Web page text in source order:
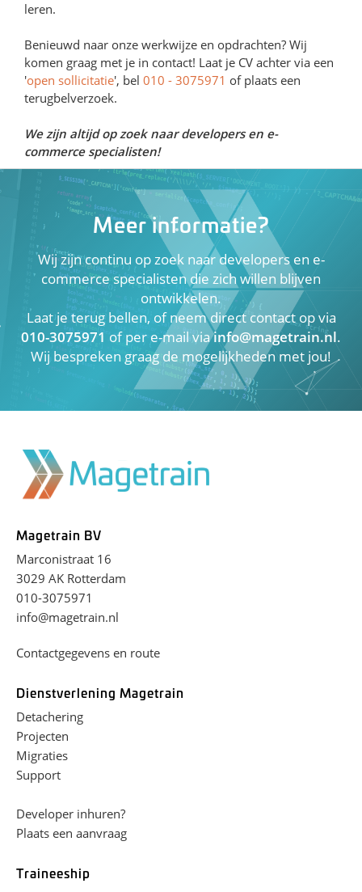
leren.
Benieuwd naar onze werkwijze en opdrachten? Wij
komen graag met je in contact! Laat je CV achter via een
'open sollicitatie', bel 010 - 3075971 of plaats een
terugbelverzoek.
We zijn altijd op zoek naar developers en e-
commerce specialisten!
Meer informatie?
Wij zijn continu op zoek naar developers en e-
commerce specialisten die zich willen blijven
ontwikkelen.
Laat je terug bellen, of neem direct contact op via
010-3075971 of per e-mail viainfo@magetrain.nl.
Wij bespreken graag de mogelijkheden met jou!
Magetrain BV
Marconistraat 16
3029 AK Rotterdam
010-3075971
info@magetrain.nl
Contactgegevens en route
Dienstverlening Magetrain
Detachering
Projecten
Migraties
Support
Developer inhuren?
Plaats een aanvraag
Traineeship